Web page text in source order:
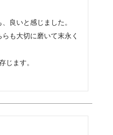
良いと感じました。
も大切に磨いて末永く
じます。